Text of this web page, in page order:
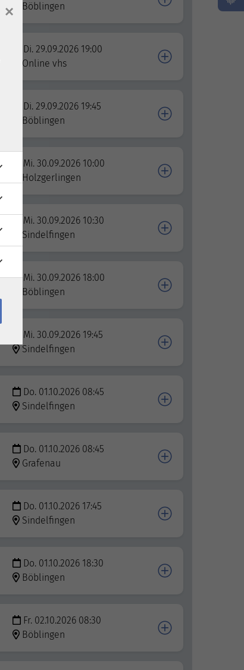
Böblingen
Di. 29.09.2026 19:00
Online vhs
Di. 29.09.2026 19:45
Böblingen
Mi. 30.09.2026 10:00
Holzgerlingen
Mi. 30.09.2026 10:30
Sindelfingen
Mi. 30.09.2026 18:00
Böblingen
Mi. 30.09.2026 19:45
Sindelfingen
Do. 01.10.2026 08:45
Sindelfingen
Do. 01.10.2026 08:45
Grafenau
Do. 01.10.2026 17:45
Sindelfingen
Do. 01.10.2026 18:30
Böblingen
Fr. 02.10.2026 08:30
Böblingen
×